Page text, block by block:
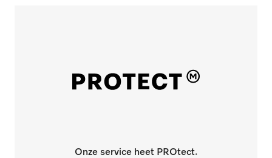
Onze service heet PROtect.